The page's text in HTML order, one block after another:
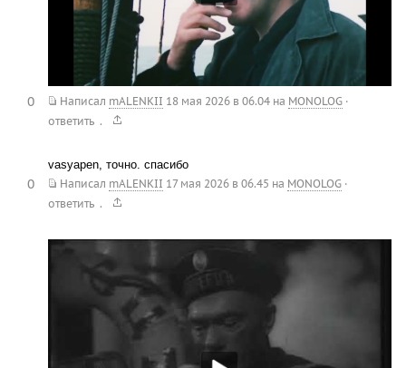
Написал mALENKII 18 мая 2026 в 06.04на MONOLOG ·
ответить .
0
vasyapen, точно. спасибо
Написал mALENKII 17 мая 2026 в 06.45 на MONOLOG ·
ответить .
0